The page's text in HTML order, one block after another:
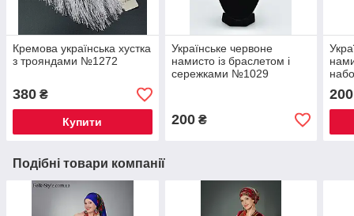
Кремова українська хустка
з трояндами №1272
380 ₴
Купити
Українське червоне
намисто із браслетом і
сережками №1029
200₴
200
Подібні товари компанії